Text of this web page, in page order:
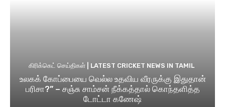
கிரிக்கெட் செய்திகள் | LATEST CRICKET NEWS IN TAMIL
உலகக் கோப்பையை வெல்ல உதவிய வீரருக்கு இதுதான்
பரிசா?” – சஞ்சு சாம்சன் நீக்கத்தால் கொந்தளித்த
டோட்டா கணேஷ்